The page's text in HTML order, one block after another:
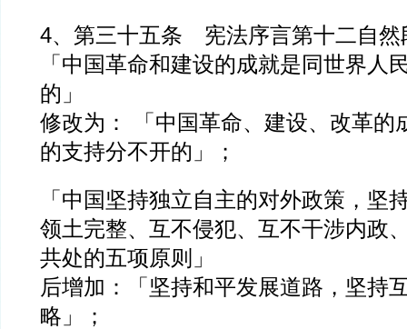
4、第三十五条 宪法序言第十二自
「中国革命和建设的成就是同世界人
的」
修改为： 「中国革命、建设、改革的
的支持分不开的」；
「中国坚持独立自主的对外政策，坚
领土完整、互不侵犯、互不干涉内政
共处的五项原则」
后增加：「坚持和平发展道路，坚持
略」；